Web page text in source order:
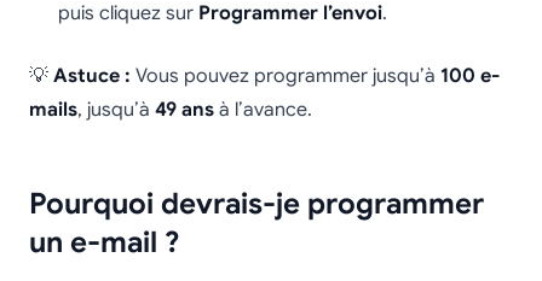
puis cliquez sur Programmer l’envoi.
💡 Astuce : Vous pouvez programmer jusqu’à 100 e-
mails, jusqu’à 49 ans à l’avance.
Pourquoi devrais-je programmer
un e-mail ?